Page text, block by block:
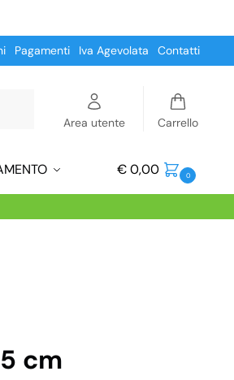
Pagamenti Iva Agevolata Contatti
Area utente Carrello
€0,00 0
cm